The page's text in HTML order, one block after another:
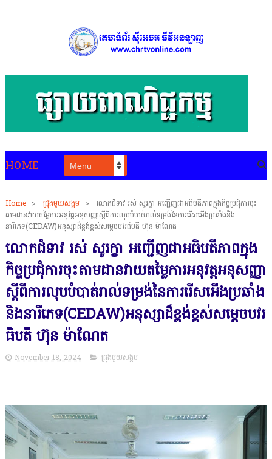
HOME
Home > ជ្រុងមួយសង្គម >
លោកជំទាវ រស់ សូរក្ខា អញ្ជើញជាអធិបតីភាពក្នុងកិច្ចប្រជុំការចុះ
តាមដានវាយតម្លៃការអនុវត្តអនុសញ្ញាស្ដីពីការលុបបំបាត់រាល់ទម្រង់នៃការរើសអើងប្រឆាំងនិង
នារីភេទ(CEDAW)អនុស្សាដ៏ខ្ពង់ខ្ពស់សម្ដេចបវរធិបតី ហ៊ុន ម៉ាណែត
លោកជំទាវ រស់ សូរក្ខា អញ្ជើញជាអធិបតីភាពក្នុង
កិច្ចប្រជុំការចុះតាមដានវាយតម្លៃការអនុវត្តអនុសញ្ញា
ស្ដីពីការលុបបំបាត់រាល់ទម្រង់នៃការរើសអើងប្រឆាំង
និងនារីភេទ(CEDAW)អនុស្សាដ៏ខ្ពង់ខ្ពស់សម្ដេចបវរ
ធិបតី ហ៊ុន ម៉ាណែត
November 18, 2024 ជ្រុងមួយសង្គម